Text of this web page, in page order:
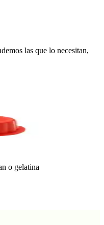
las que lo necesitan,
o gelatina